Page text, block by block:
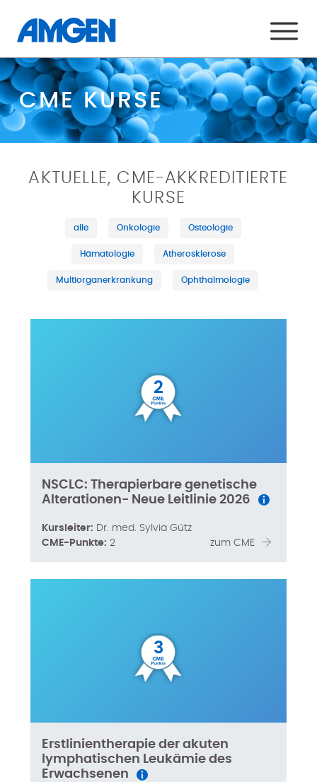
CME KURSE
AKTUELLE, CME-AKKREDITIERTE
KURSE
alle Onkologie Osteologie
Hämatologie Atherosklerose
Multiorganerkrankung Ophthalmologie
2
NSCLC: Therapierbare genetische
Alterationen- Neue Leitlinie 2026
Kursleiter: Dr. med. Sylvia Gütz
CME-Punkte: 2 zum CME
3
Erstlinientherapie der akuten
lymphatischen Leukämie des
Erwachsenen